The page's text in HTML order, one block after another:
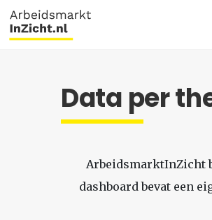
Data per
ArbeidsmarktInZicht
dashboard bevat een